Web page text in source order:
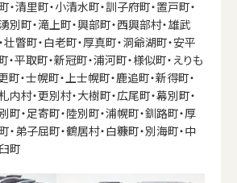
・清里町・小清水町・訓子府町・置戸町・
別町・滝上町・興部町・西興部村・雄武
壮瞥町・白老町・厚真町・洞爺湖町・安平
・平取町・新冠町・浦河町・様似町・えりも
町・士幌町・上士幌町・鹿追町・新得町・
内村・更別村・大樹町・広尾町・幕別町・
町・足寄町・陸別町・浦幌町・釧路町・厚
・弟子屈町・鶴居村・白糠町・別海町・中
町